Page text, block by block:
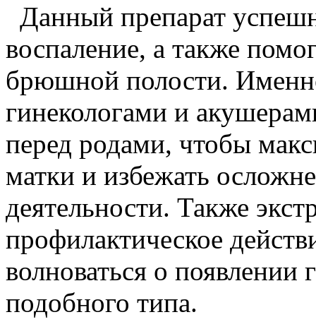
Данный препарат
воспаление, а также
брюшной полости.
гинекологами и
перед родами, чтобы
матки и избежать
деятельности. Также
профилактическое
волноваться о
подобного типа.